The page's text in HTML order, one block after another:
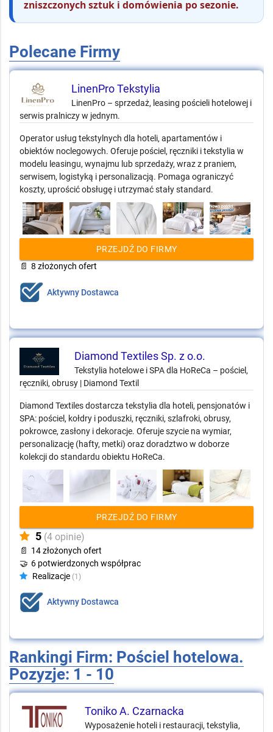
zniszczonych sztuk i domówienia po sezonie.
Polecane Firmy
LinenPro Tekstylia
LinenPro – sprzedaż, leasing pościeli hotelowej i
serwis pralniczy w jednym.
Operator usług tekstylnych dla hoteli, apartamentów i
obiektów noclegowych. Oferuje pościel, ręczniki i tekstylia w
modelu leasingu, wynajmu lub sprzedaży, wraz z praniem,
serwisem, logistyką i personalizacją. Pomaga ograniczyć
koszty, uprościć obsługę i utrzymać stały standard.
PRZEJDŹ DO FIRMY
📄 8 złożonych ofert
Aktywny Dostawca
Diamond Textiles Sp. z o.o.
Tekstylia hotelowe i SPA dla HoReCa – pościel,
ręczniki, obrusy | Diamond Textil
Diamond Textiles dostarcza tekstylia dla hoteli, pensjonatów i
SPA: pościel, kołdry i poduszki, ręczniki, szlafroki, obrusy,
pokrowce, zasłony i dekoracje. Oferuje szycie na wymiar,
personalizację (hafty, metki) oraz doradztwo w doborze
kolekcji do standardu obiektu HoReCa.
PRZEJDŹ DO FIRMY
5 (4 opinie)
📄 14 złożonych ofert
🤝 6 potwierdzonych współprac
Realizacje (1)
Aktywny Dostawca
Rankingi Firm: Pościel hotelowa.
Pozyzje: 1 - 10
Toniko A. Czarnacka
Wyposażenie hoteli i restauracji, tekstylia,